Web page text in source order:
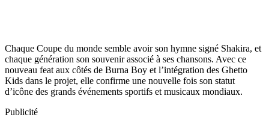
Chaque Coupe du monde semble avoir son hymne signé Shakira, et
chaque génération son souvenir associé à ses chansons. Avec ce
nouveau feat aux côtés de Burna Boy et l’intégration des Ghetto
Kids dans le projet, elle confirme une nouvelle fois son statut
d’icône des grands événements sportifs et musicaux mondiaux.
Publicité